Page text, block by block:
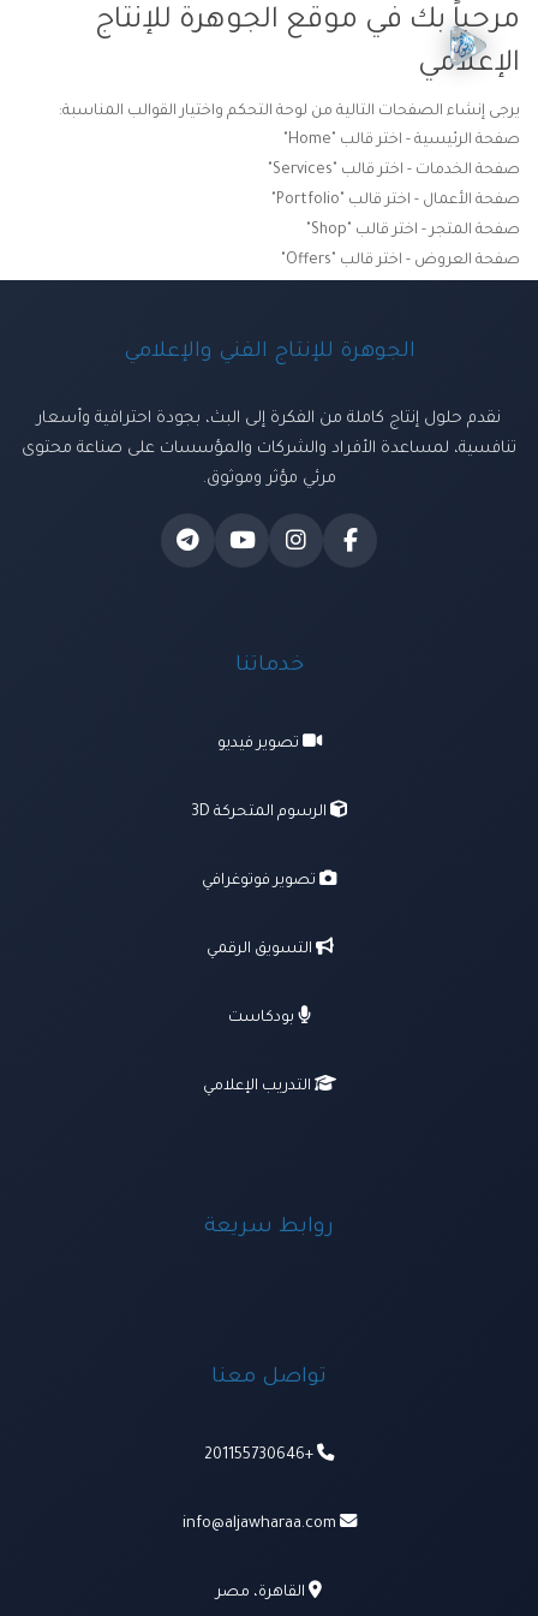
مرحباً بك في موقع الجوهرة للإنتاج
الإعلامي
يرجى إنشاء الصفحات التالية من لوحة التحكم واختيار القوالب المناسبة:
صفحة الرئيسية - اختر قالب "Home"
صفحة الخدمات - اختر قالب "Services"
صفحة الأعمال - اختر قالب "Portfolio"
صفحة المتجر - اختر قالب "Shop"
صفحة العروض - اختر قالب "Offers"
الجوهرة للإنتاج الفني والإعلامي
نقدم حلول إنتاج كاملة من الفكرة إلى البث، بجودة احترافية وأسعار
تنافسية، لمساعدة الأفراد والشركات والمؤسسات على صناعة محتوى
مرئي مؤثر وموثوق.
خدماتنا
تصوير فيديو
الرسوم المتحركة 3D
تصوير فوتوغرافي
التسويق الرقمي
بودكاست
التدريب الإعلامي
روابط سريعة
تواصل معنا
+201155730646
info@aljawharaa.com
القاهرة، مصر